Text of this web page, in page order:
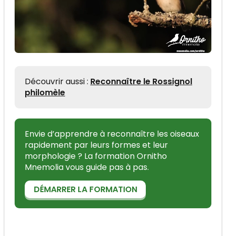
Découvrir aussi : Reconnaître le Rossignol
philomèle
Envie d’apprendre à reconnaître les oiseaux
rapidement par leurs formes et leur
morphologie ? La formation Ornitho
Mnemolia vous guide pas à pas.
DÉMARRER LA FORMATION